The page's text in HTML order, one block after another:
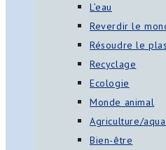
L’eau
Reverdir le
Résoudre le
Recyclage
Ecologie
Monde animal
Agriculture/
Bien-être